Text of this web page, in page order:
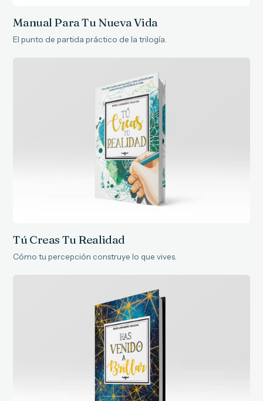
Manual Para Tu Nueva Vida
El punto de partida práctico de la trilogía.
Tú Creas Tu Realidad
Cómo tu percepción construye lo que vives.